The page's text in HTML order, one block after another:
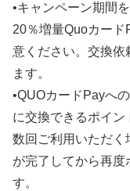
•キャンペーン期間
20％増量Quoカー
意ください。交換依
ます。
•QUOカードPayへ
に交換できるポイ
数回ご利用いただく
が完了してから再度
す。